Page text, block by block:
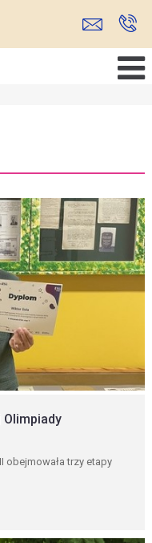
obejmowała trzy etapy